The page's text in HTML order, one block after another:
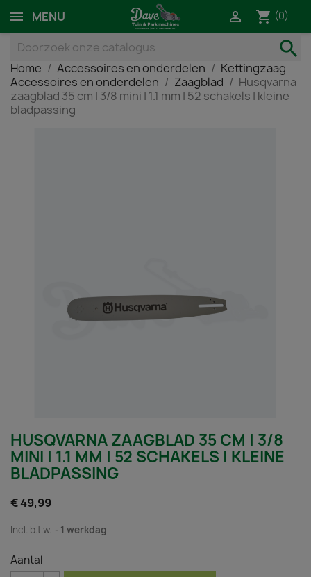
MENU  shopping_cart (0)
search
Home Accessoires en onderdelen
Kettingzaag
Accessoires en onderdelen
Zaagblad
Husqvarna
zaagblad 35 cm | 3/8 mini | 1.1 mm | 52 schakels | kleine
bladpassing
HUSQVARNA ZAAGBLAD 35 CM | 3/8
MINI | 1.1 MM | 52 SCHAKELS | KLEINE
BLADPASSING
€ 49,99
Incl. b.t.w. 1 werkdag
Aantal